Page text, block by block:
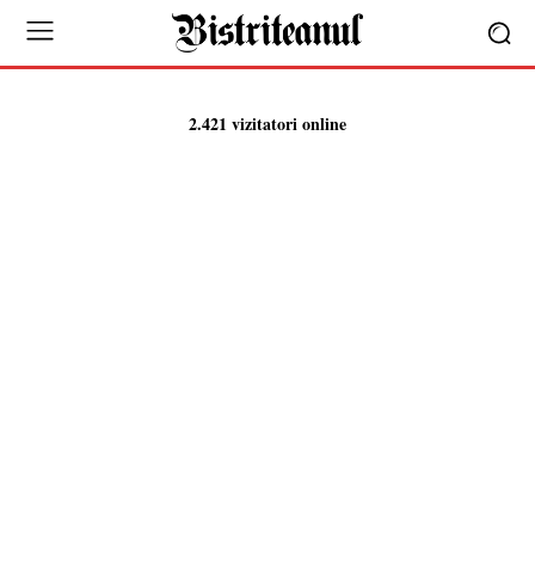
2.421 vizitatori online